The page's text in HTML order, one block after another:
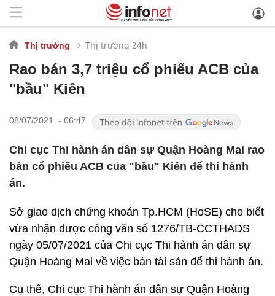
Thị trường Thị trường 24h
Rao bán 3,7 triệu cổ phiếu ACB của
"bầu" Kiên
08/07/2021 - 06:47
Chi cục Thi hành án dân sự Quận Hoàng Mai rao
bán cổ phiếu ACB của "bầu" Kiên để thi hành
án.
Sở giao dịch chứng khoán Tp.HCM (HoSE) cho biết
vừa nhận được công văn số 1276/TB-CCTHADS
ngày 05/07/2021 của Chi cục Thi hành án dân sự
Quận Hoàng Mai về việc bán tài sản để thi hành án.
Cụ thể, Chi cục Thi hành án dân sự Quận Hoàng